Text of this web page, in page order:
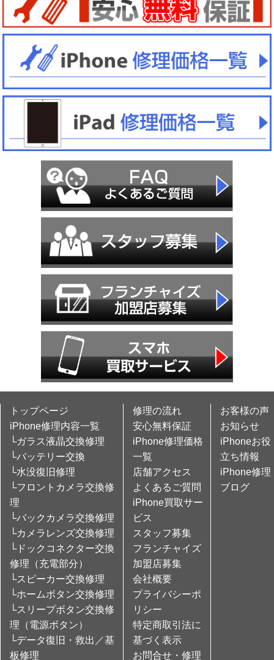
トップページ
iPhone修理内容一覧
└ガラス液晶交換修理
└バッテリー交換
└水没復旧修理
└フロントカメラ交換修
理
└バックカメラ交換修理
└カメラレンズ交換修理
└ドックコネクター交換
修理（充電部分）
└スピーカー交換修理
└ホームボタン交換修理
└スリープボタン交換修
理（電源ボタン）
└データ復旧・救出／基
板修理
修理の流れ
安心無料保証
iPhone修理価格
一覧
店舗アクセス
よくあるご質問
iPhone買取サー
ビス
スタッフ募集
フランチャイズ
加盟店募集
会社概要
プライバシーポ
リシー
特定商取引法に
基づく表示
お問合せ・修理
お客様の声
お知らせ
iPhoneお役
立ち情報
iPhone修理
ブログ